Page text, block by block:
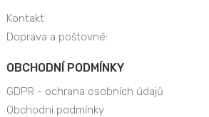
Kontakt
Doprava a poštovné:
OBCHODNÍ PODMÍNKY
GDPR - ochrana osobních údajů
Obchodní podmínky